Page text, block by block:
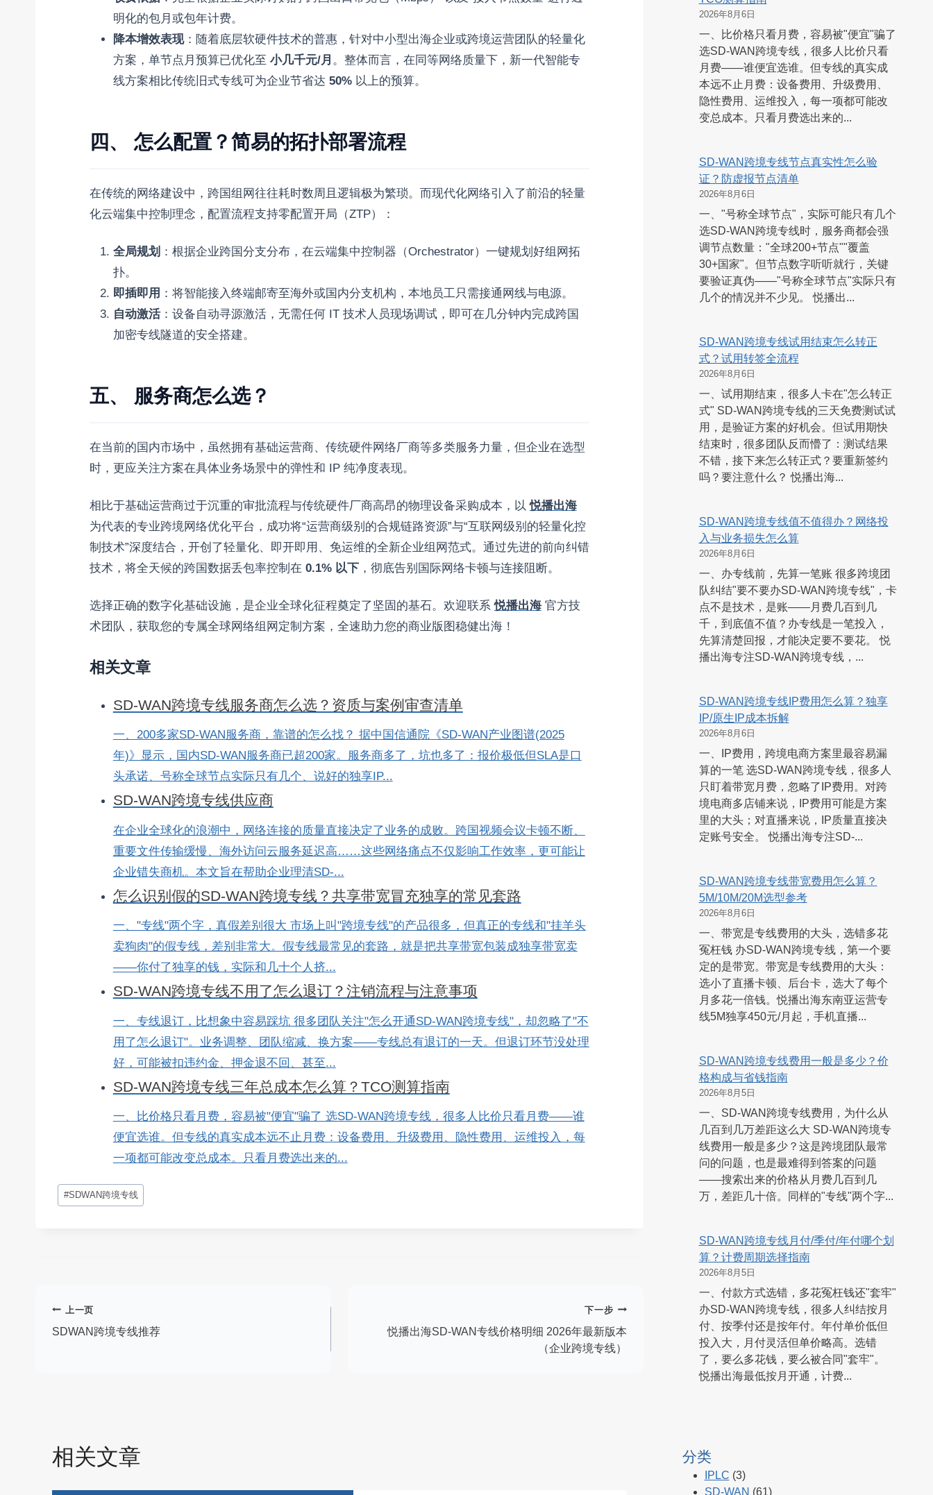
明化的包月或包年计费。
降本增效表现：随着底层软硬件技术的普惠，针对中小型出海企业或跨境运营团队的轻量化
方案，单节点月预算已优化至 小几千元/月 。整体而言，在同等网络质量下，新一代智能专
线方案相比传统旧式专线可为企业节省达 50%以上的预算。
四、 怎么配置？简易的拓扑部署流程
在传统的网络建设中，跨国组网往往耗时数周且逻辑极为繁琐。而现代化网络引入了前沿的轻量
化云端集中控制理念，配置流程支持零配置开局（ZTP）：
全局规划 ：根据企业跨国分支分布，在云端集中控制器（Orchestrator）一键规划好组网拓
扑。
即插即用 ：将智能接入终端邮寄至海外或国内分支机构，本地员工只需接通网线与电源。
自动激活：设备自动寻源激活，无需任何 IT 技术人员现场调试，即可在几分钟内完成跨国
加密专线隧道的安全搭建。
五、 服务商怎么选？
在当前的国内市场中，虽然拥有基础运营商、传统硬件网络厂商等多类服务力量，但企业在选型
时，更应关注方案在具体业务场景中的弹性和 IP 纯净度表现。
相比于基础运营商过于沉重的审批流程与传统硬件厂商高昂的物理设备采购成本，以悦播出海
为代表的专业跨境网络优化平台，成功将“运营商级别的合规链路资源”与“互联网级别的轻量化控
制技术”深度结合，开创了轻量化、即开即用、免运维的全新企业组网范式。通过先进的前向纠错
技术，将全天候的跨国数据丢包率控制在 0.1% 以下，彻底告别国际网络卡顿与连接阻断。
选择正确的数字化基础设施，是企业全球化征程奠定了坚固的基石。欢迎联系悦播出海官方技
术团队，获取您的专属全球网络组网定制方案，全速助力您的商业版图稳健出海！
相关文章
SD-WAN跨境专线服务商怎么选？资质与案例审查清单
一、200多家SD-WAN服务商，靠谱的怎么找？ 据中国信通院《SD-WAN产业图谱(2025
年)》显示，国内SD-WAN服务商已超200家。服务商多了，坑也多了：报价极低但SLA是口
头承诺、号称全球节点实际只有几个、说好的独享IP...
SD-WAN跨境专线供应商
在企业全球化的浪潮中，网络连接的质量直接决定了业务的成败。跨国视频会议卡顿不断、
重要文件传输缓慢、海外访问云服务延迟高……这些网络痛点不仅影响工作效率，更可能让
企业错失商机。本文旨在帮助企业理清SD-...
怎么识别假的SD-WAN跨境专线？共享带宽冒充独享的常见套路
一、"专线"两个字，真假差别很大 市场上叫"跨境专线"的产品很多，但真正的专线和"挂羊头
卖狗肉"的假专线，差别非常大。假专线最常见的套路，就是把共享带宽包装成独享带宽卖
——你付了独享的钱，实际和几十个人挤...
SD-WAN跨境专线不用了怎么退订？注销流程与注意事项
一、专线退订，比想象中容易踩坑 很多团队关注"怎么开通SD-WAN跨境专线"，却忽略了"不
用了怎么退订"。业务调整、团队缩减、换方案——专线总有退订的一天。但退订环节没处理
好，可能被扣违约金、押金退不回、甚至...
SD-WAN跨境专线三年总成本怎么算？TCO测算指南
一、比价格只看月费，容易被"便宜"骗了 选SD-WAN跨境专线，很多人比价只看月费——谁
便宜选谁。但专线的真实成本远不止月费：设备费用、升级费用、隐性费用、运维投入，每
一项都可能改变总成本。只看月费选出来的...
文
章
#SDWAN跨境专线
章
上一页
SDWAN跨境专线推荐
下一步
悦播出海SD-WAN专线价格明细 2026年最新版本
（企业跨境专线）
相关文章
2026年8月6日
一、比价格只看月费，容易被"便宜"骗了
选SD-WAN跨境专线，很多人比价只看
月费——谁便宜选谁。但专线的真实成
本远不止月费：设备费用、升级费用、
隐性费用、运维投入，每一项都可能改
变总成本。只看月费选出来的...
SD-WAN跨境专线节点真实性怎么验
证？防虚报节点清单
2026年8月6日
一、"号称全球节点"，实际可能只有几个
选SD-WAN跨境专线时，服务商都会强
调节点数量："全球200+节点""覆盖
30+国家"。但节点数字听听就行，关键
要验证真伪——"号称全球节点"实际只有
几个的情况并不少见。 悦播出...
SD-WAN跨境专线试用结束怎么转正
式？试用转签全流程
2026年8月6日
一、试用期结束，很多人卡在"怎么转正
式" SD-WAN跨境专线的三天免费测试试
用，是验证方案的好机会。但试用期快
结束时，很多团队反而懵了：测试结果
不错，接下来怎么转正式？要重新签约
吗？要注意什么？ 悦播出海...
SD-WAN跨境专线值不值得办？网络投
入与业务损失怎么算
2026年8月6日
一、办专线前，先算一笔账 很多跨境团
队纠结"要不要办SD-WAN跨境专线"，卡
点不是技术，是账——月费几百到几
千，到底值不值？办专线是一笔投入，
先算清楚回报，才能决定要不要花。 悦
播出海专注SD-WAN跨境专线，...
SD-WAN跨境专线IP费用怎么算？独享
IP/原生IP成本拆解
2026年8月6日
一、IP费用，跨境电商方案里最容易漏
算的一笔 选SD-WAN跨境专线，很多人
只盯着带宽月费，忽略了IP费用。对跨
境电商多店铺来说，IP费用可能是方案
里的大头；对直播来说，IP质量直接决
定账号安全。 悦播出海专注SD-...
SD-WAN跨境专线带宽费用怎么算？
5M/10M/20M选型参考
2026年8月6日
一、带宽是专线费用的大头，选错多花
冤枉钱 办SD-WAN跨境专线，第一个要
定的是带宽。带宽是专线费用的大头：
选小了直播卡顿、后台卡，选大了每个
月多花一倍钱。悦播出海东南亚运营专
线5M独享450元/月起，手机直播...
SD-WAN跨境专线费用一般是多少？价
格构成与省钱指南
2026年8月5日
一、SD-WAN跨境专线费用，为什么从
几百到几万差距这么大 SD-WAN跨境专
线费用一般是多少？这是跨境团队最常
问的问题，也是最难得到答案的问题
——搜索出来的价格从月费几百到几
万，差距几十倍。同样的"专线"两个字...
SD-WAN跨境专线月付/季付/年付哪个划
算？计费周期选择指南
2026年8月5日
一、付款方式选错，多花冤枉钱还"套牢"
办SD-WAN跨境专线，很多人纠结按月
付、按季付还是按年付。年付单价低但
投入大，月付灵活但单价略高。选错
了，要么多花钱，要么被合同"套牢"。
悦播出海最低按月开通，计费...
分类
IPLC (3)
SD-WAN (61)